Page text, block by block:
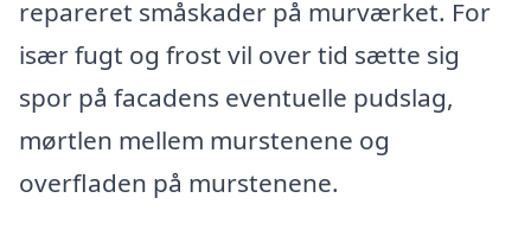
repareret småskader på murværket. For
især fugt og frost vil over tid sætte sig
spor på facadens eventuelle pudslag,
mørtlen mellem murstenene og
overfladen på murstenene.